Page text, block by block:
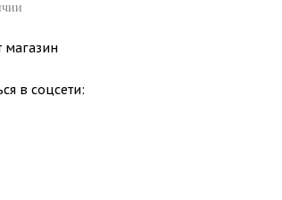
магазин
в соцсети: